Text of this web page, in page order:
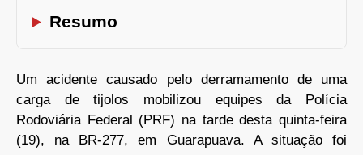
Resumo
Um acidente causado pelo derramamento de uma
carga de tijolos mobilizou equipes da Polícia
Rodoviária Federal (PRF) na tarde desta quinta-feira
(19), na BR-277, em Guarapuava. A situação foi